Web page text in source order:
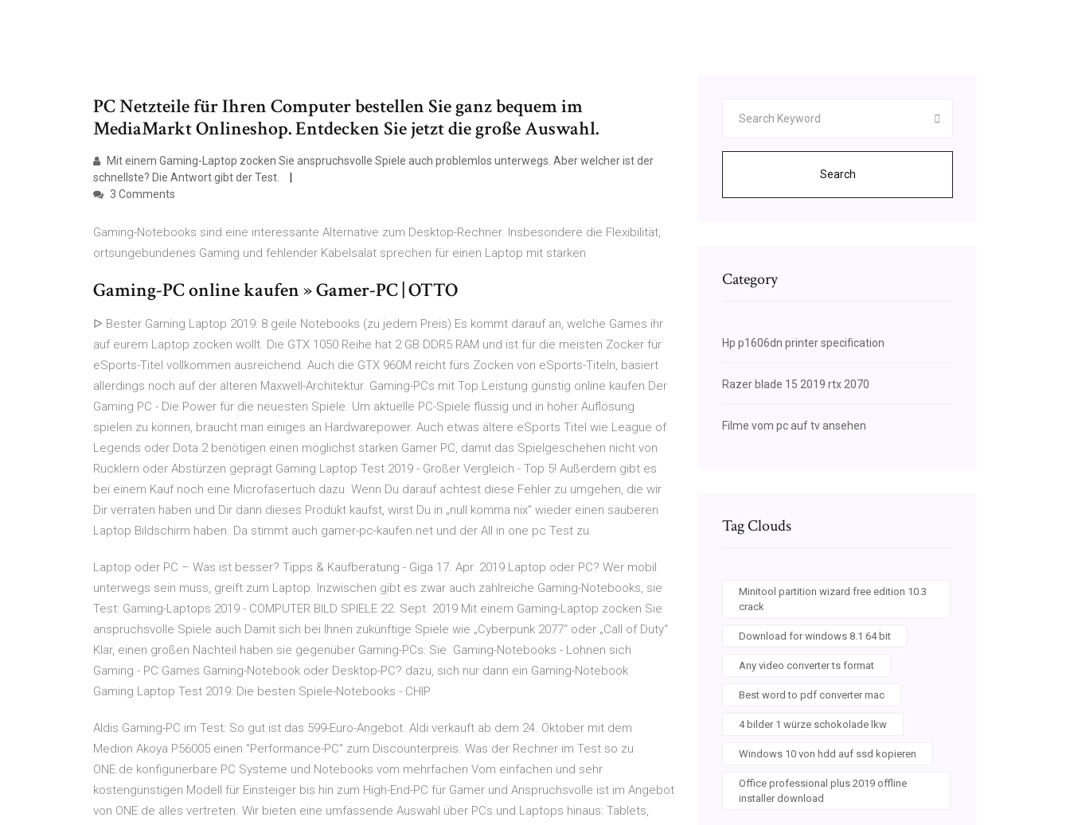
PC Netzteile für Ihren Computer bestellen Sie ganz bequem im
MediaMarkt Onlineshop. Entdecken Sie jetzt die große Auswahl.
Mit einem Gaming-Laptop zocken Sie anspruchsvolle Spiele auch problemlos unterwegs. Aber welcher ist der
schnellste? Die Antwort gibt der Test.
3 Comments
Gaming-Notebooks sind eine interessante Alternative zum Desktop-Rechner. Insbesondere die Flexibilität,
ortsungebundenes Gaming und fehlender Kabelsalat sprechen für einen Laptop mit starken
Gaming-PC online kaufen » Gamer-PC | OTTO
ᐅ Bester Gaming Laptop 2019: 8 geile Notebooks (zu jedem Preis) Es kommt darauf an, welche Games ihr
auf eurem Laptop zocken wollt. Die GTX 1050 Reihe hat 2 GB DDR5 RAM und ist für die meisten Zocker für
eSports-Titel vollkommen ausreichend. Auch die GTX 960M reicht fürs Zocken von eSports-Titeln, basiert
allerdings noch auf der älteren Maxwell-Architektur. Gaming-PCs mit Top Leistung günstig online kaufen Der
Gaming PC - Die Power für die neuesten Spiele. Um aktuelle PC-Spiele flüssig und in hoher Auflösung
spielen zu können, braucht man einiges an Hardwarepower. Auch etwas ältere eSports Titel wie League of
Legends oder Dota 2 benötigen einen möglichst starken Gamer PC, damit das Spielgeschehen nicht von
Rucklern oder Abstürzen geprägt Gaming Laptop Test 2019 - Großer Vergleich - Top 5! Außerdem gibt es
bei einem Kauf noch eine Microfasertuch dazu. Wenn Du darauf achtest diese Fehler zu umgehen, die wir
Dir verraten haben und Dir dann dieses Produkt kaufst, wirst Du in „null komma nix” wieder einen sauberen
Laptop Bildschirm haben. Da stimmt auch gamer-pc-kaufen.net und der All in one pc Test zu.
Laptop oder PC – Was ist besser? Tipps & Kaufberatung - Giga 17. Apr. 2019 Laptop oder PC? Wer mobil
unterwegs sein muss, greift zum Laptop. Inzwischen gibt es zwar auch zahlreiche Gaming-Notebooks, sie
Test: Gaming-Laptops 2019 - COMPUTER BILD SPIELE 22. Sept. 2019 Mit einem Gaming-Laptop zocken Sie
anspruchsvolle Spiele auch Damit sich bei Ihnen zukünftige Spiele wie „Cyberpunk 2077“ oder „Call of Duty“
Klar, einen großen Nachteil haben sie gegenüber Gaming-PCs: Sie Gaming-Notebooks - Lohnen sich
Gaming - PC Games Gaming-Notebook oder Desktop-PC? dazu, sich nur dann ein Gaming-Notebook
Gaming Laptop Test 2019: Die besten Spiele-Notebooks - CHIP
Aldis Gaming-PC im Test: So gut ist das 599-Euro-Angebot. Aldi verkauft ab dem 24. Oktober mit dem
Medion Akoya P56005 einen "Performance-PC" zum Discounterpreis. Was der Rechner im Test so zu
ONE.de konfigurierbare PC Systeme und Notebooks vom mehrfachen Vom einfachen und sehr
kostengünstigen Modell für Einsteiger bis hin zum High-End-PC für Gamer und Anspruchsvolle ist im Angebot
von ONE.de alles vertreten. Wir bieten eine umfassende Auswahl über PCs und Laptops hinaus: Tablets,
Search
Category
Hp p1606dn printer specification
Razer blade 15 2019 rtx 2070
Filme vom pc auf tv ansehen
Tag Clouds
Minitool partition wizard free edition 10.3
crack
Download for windows 8.1 64 bit
Any video converter ts format
Best word to pdf converter mac
4 bilder 1 würze schokolade lkw
Windows 10 von hdd auf ssd kopieren
Office professional plus 2019 offline
installer download